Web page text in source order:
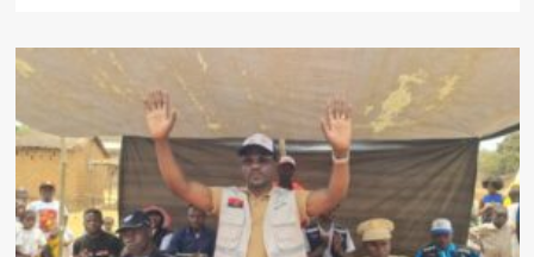
AUTORIDADES
TRADICIONAIS
CHAMADAS
REFORÇAREM
INTERVENÇÃO
COMUNIDADES